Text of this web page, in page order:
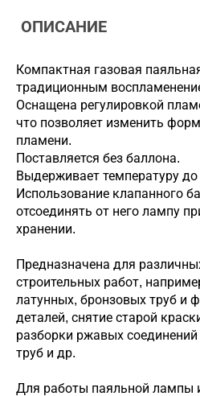
ОПИСАНИЕ
Компактная газовая
традиционным
Оснащена регулировкой
что позволяет изменить
пламени.
Поставляется без баллона.
Выдерживает температуру до
Использование клапанного
отсоединять от него лампу
хранении.
Предназначена для
строительных работ,
латунных, бронзовых труб и
деталей, снятие старой
разборки ржавых
труб и др.
Для работы паяльной лампы